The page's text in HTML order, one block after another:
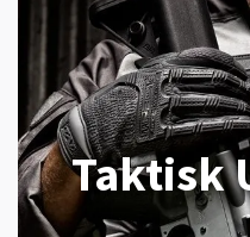
Taktisk